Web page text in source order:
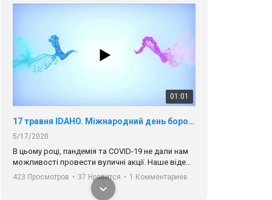
01:01
17 травня IDAHO. Міжнародний день боротьби з гомофобією трансфобією і біфобія.
5/17/2020
В цьому році, пандемія та COVІD-19 не дали нам
можливості провести вуличні акції. Наше відео-
звернення про те, що навіть коли ми у різних
містах та не можемо зустрінеться, ми разом. Ми
закликаємо всіх хто поділяє цінності рівності та
423 Просмотров • 37 Нравится • 1 Комментариев